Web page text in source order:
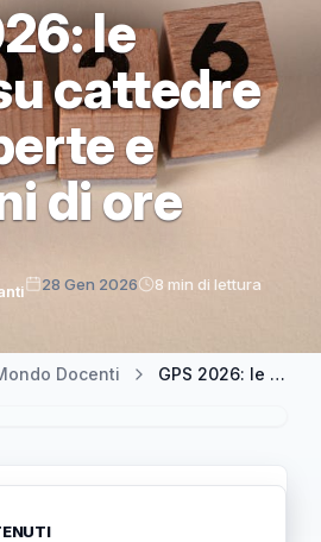
le
cattedre
e
di ore
28 Gen 2026 8 min di lettura
Docenti GPS 2026: le novità su cattedre non coperte e spezzoni di ore